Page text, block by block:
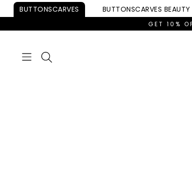
Skip to
BUTTONSCARVES BUTTONSCARVES BEAUTY
GET 10%